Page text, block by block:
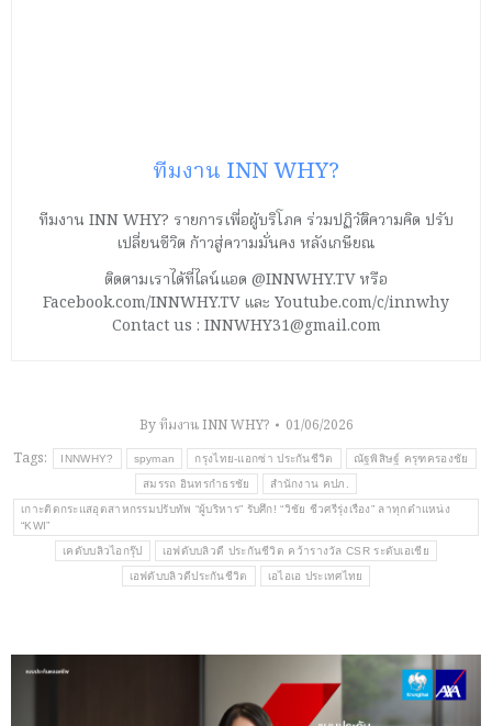
ทีมงาน INN WHY?
ทีมงาน INN WHY? รายการเพื่อผู้บริโภค ร่วมปฏิวัติความคิด ปรับ
เปลี่ยนชีวิต ก้าวสู่ความมั่นคง หลังเกษียณ
ติดตามเราได้ที่ไลน์แอด @INNWHY.TV หรือ
Facebook.com/INNWHY.TV และ Youtube.com/c/innwhy
Contact us : INNWHY31@gmail.com
Byทีมงาน INN WHY?
01/06/2026
Tags:
INNWHY? spyman กรุงไทย-แอกซ่า ประกันชีวิต ณัฐพิสิษฐ์ ครุฑครองชัย
สมรรถ อินทรกำธรชัย สำนักงาน คปภ.
เกาะติดกระแสอุตสาหกรรมปรับทัพ “ผู้บริหาร” รับศึก! “วิชัย ชีวศรีรุ่งเรือง” ลาทุกตำแหน่ง
“KWI”
เคดับบลิวไอกรุ๊ป เอฟดับบลิวดี ประกันชีวิต คว้ารางวัล CSR ระดับเอเชีย
เอฟดับบลิวดีประกันชีวิต เอไอเอ ประเทศไทย